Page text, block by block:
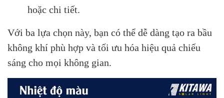
hoặc chi tiết.
Với ba lựa chọn này, bạn có thể dễ dàng tạo ra bầu
không khí phù hợp và tối ưu hóa hiệu quả chiếu
sáng cho mọi không gian.